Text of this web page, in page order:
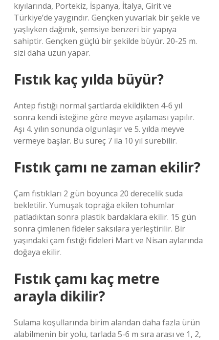
kıyılarında, Portekiz, İspanya, İtalya, Girit ve
Türkiye’de yaygındır. Gençken yuvarlak bir şekle ve
yaşlıyken dağınık, şemsiye benzeri bir yapıya
sahiptir. Gençken güçlü bir şekilde büyür. 20-25 m.
sizi daha uzun yapar.
Fıstık kaç yılda büyür?
Antep fıstığı normal şartlarda ekildikten 4-6 yıl
sonra kendi isteğine göre meyve aşılaması yapılır.
Aşı 4. yılın sonunda olgunlaşır ve 5. yılda meyve
vermeye başlar. Bu süreç 7 ila 10 yıl sürebilir.
Fıstık çamı ne zaman ekilir?
Çam fıstıkları 2 gün boyunca 20 derecelik suda
bekletilir. Yumuşak toprağa ekilen tohumlar
patladıktan sonra plastik bardaklara ekilir. 15 gün
sonra çimlenen fideler saksılara yerleştirilir. Bir
yaşındaki çam fıstığı fideleri Mart ve Nisan aylarında
doğaya ekilir.
Fıstık çamı kaç metre
arayla dikilir?
Sulama koşullarında birim alandan daha fazla ürün
alabilmenin bir yolu, tarlada 5-6 m sıra arası ve 1, 2,